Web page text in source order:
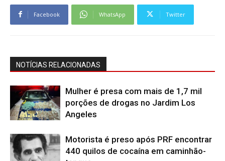
Facebook WhatsApp Twitter
NOTÍCIAS RELACIONADAS
Mulher é presa com mais de 1,7 mil
porções de drogas no Jardim Los
Angeles
Motorista é preso após PRF encontrar
440 quilos de cocaína em caminhão-